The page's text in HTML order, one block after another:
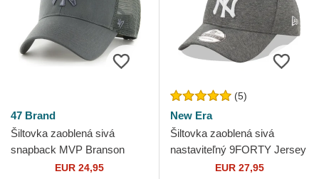
47 Brand
Šiltovka zaoblená sivá
snapback MVP Branson
New York Yankees MLB 47
EUR 24,95
(5)
New Era
Šiltovka zaoblená sivá
nastaviteľný 9FORTY Jersey
New York Yankees MLB New
EUR 27,95